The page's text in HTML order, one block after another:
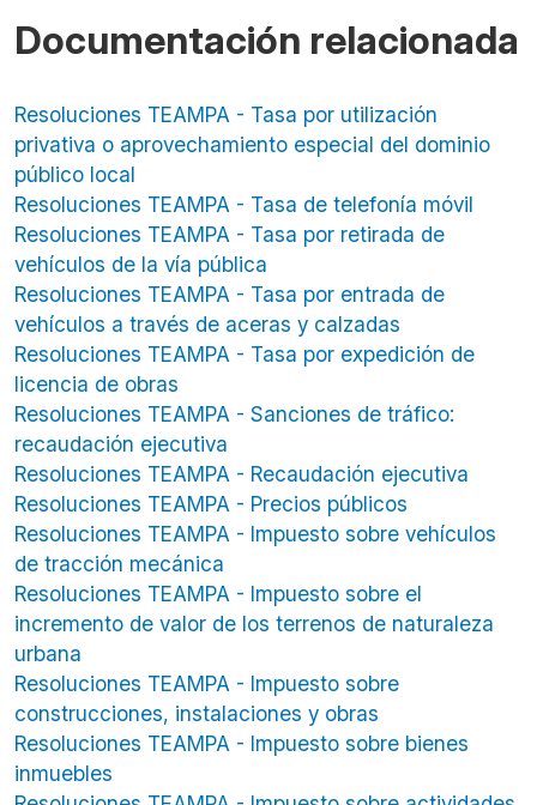
Documentación relacionada
Resoluciones TEAMPA - Tasa por utilización
privativa o aprovechamiento especial del dominio
público local
Resoluciones TEAMPA - Tasa de telefonía móvil
Resoluciones TEAMPA - Tasa por retirada de
vehículos de la vía pública
Resoluciones TEAMPA - Tasa por entrada de
vehículos a través de aceras y calzadas
Resoluciones TEAMPA - Tasa por expedición de
licencia de obras
Resoluciones TEAMPA - Sanciones de tráfico:
recaudación ejecutiva
Resoluciones TEAMPA - Recaudación ejecutiva
Resoluciones TEAMPA - Precios públicos
Resoluciones TEAMPA - Impuesto sobre vehículos
de tracción mecánica
Resoluciones TEAMPA - Impuesto sobre el
incremento de valor de los terrenos de naturaleza
urbana
Resoluciones TEAMPA - Impuesto sobre
construcciones, instalaciones y obras
Resoluciones TEAMPA - Impuesto sobre bienes
inmuebles